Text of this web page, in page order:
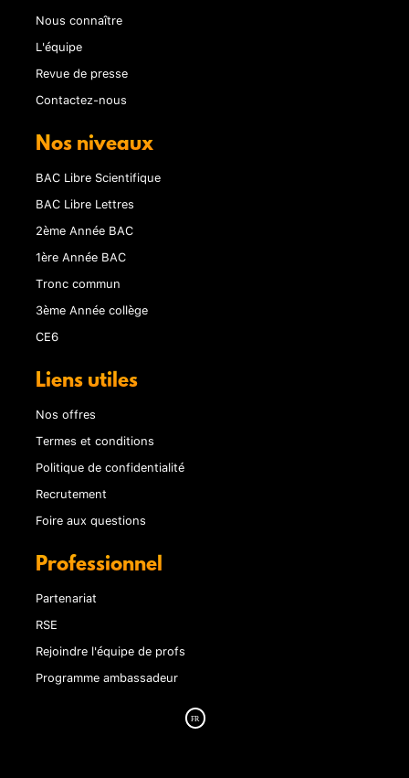
Nous connaître
L'équipe
Revue de presse
Contactez-nous
Nos niveaux
BAC Libre Scientifique
BAC Libre Lettres
2ème Année BAC
1ère Année BAC
Tronc commun
3ème Année collège
CE6
Liens utiles
Nos offres
Termes et conditions
Politique de confidentialité
Recrutement
Foire aux questions
Professionnel
Partenariat
RSE
Rejoindre l'équipe de profs
Programme ambassadeur